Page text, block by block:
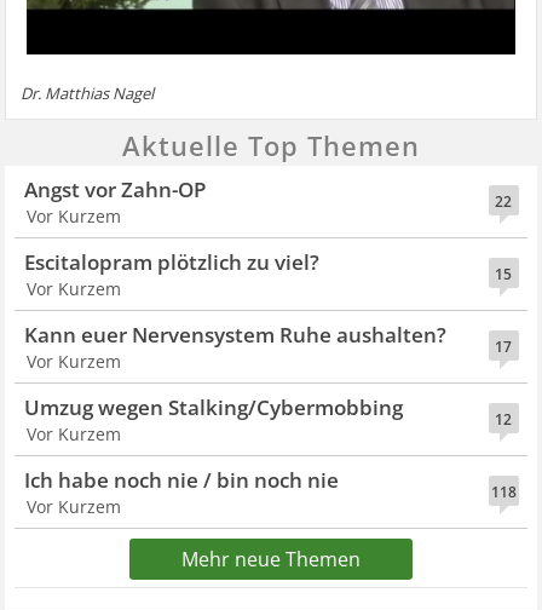
Dr. Matthias Nagel
Aktuelle Top Themen
22
Angst vor Zahn-OP
Vor Kurzem
15
Escitalopram plötzlich zu viel?
Vor Kurzem
17
Kann euer Nervensystem Ruhe aushalten?
Vor Kurzem
12
Umzug wegen Stalking/Cybermobbing
Vor Kurzem
118
Ich habe noch nie / bin noch nie
Vor Kurzem
Mehr neue Themen